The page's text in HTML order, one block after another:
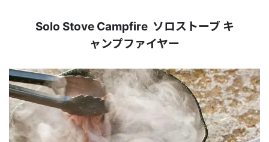
Solo Stove Campfire ソロストーブ キ
ャンプファイヤー